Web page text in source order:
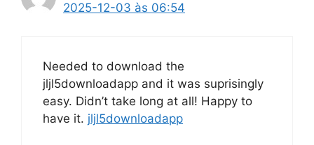
2025-12-03 às 06:54
Needed to download the
jljl5downloadapp and it was suprisingly
easy. Didn’t take long at all! Happy to
have it. jljl5downloadapp